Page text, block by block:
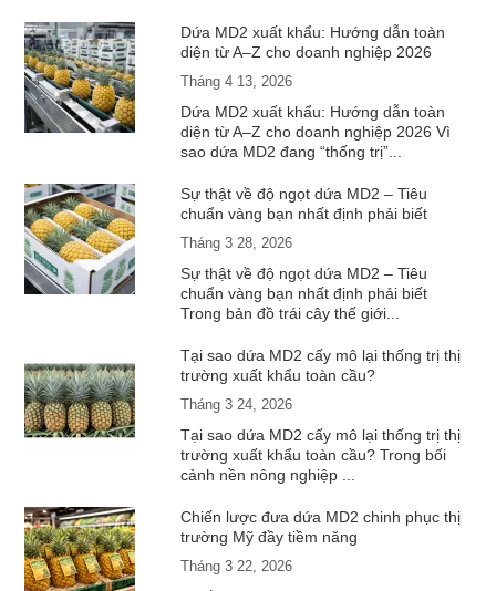
Dứa MD2 xuất khẩu: Hướng dẫn toàn
diện từ A–Z cho doanh nghiệp 2026
Tháng 4 13, 2026
Dứa MD2 xuất khẩu: Hướng dẫn toàn
diện từ A–Z cho doanh nghiệp 2026 Vì
sao dứa MD2 đang “thống trị”...
Sự thật về độ ngọt dứa MD2 – Tiêu
chuẩn vàng bạn nhất định phải biết
Tháng 3 28, 2026
Sự thật về độ ngọt dứa MD2 – Tiêu
chuẩn vàng bạn nhất định phải biết
Trong bản đồ trái cây thế giới...
Tại sao dứa MD2 cấy mô lại thống trị thị
trường xuất khẩu toàn cầu?
Tháng 3 24, 2026
Tại sao dứa MD2 cấy mô lại thống trị thị
trường xuất khẩu toàn cầu? Trong bối
cảnh nền nông nghiệp ...
Chiến lược đưa dứa MD2 chinh phục thị
trường Mỹ đầy tiềm năng
Tháng 3 22, 2026